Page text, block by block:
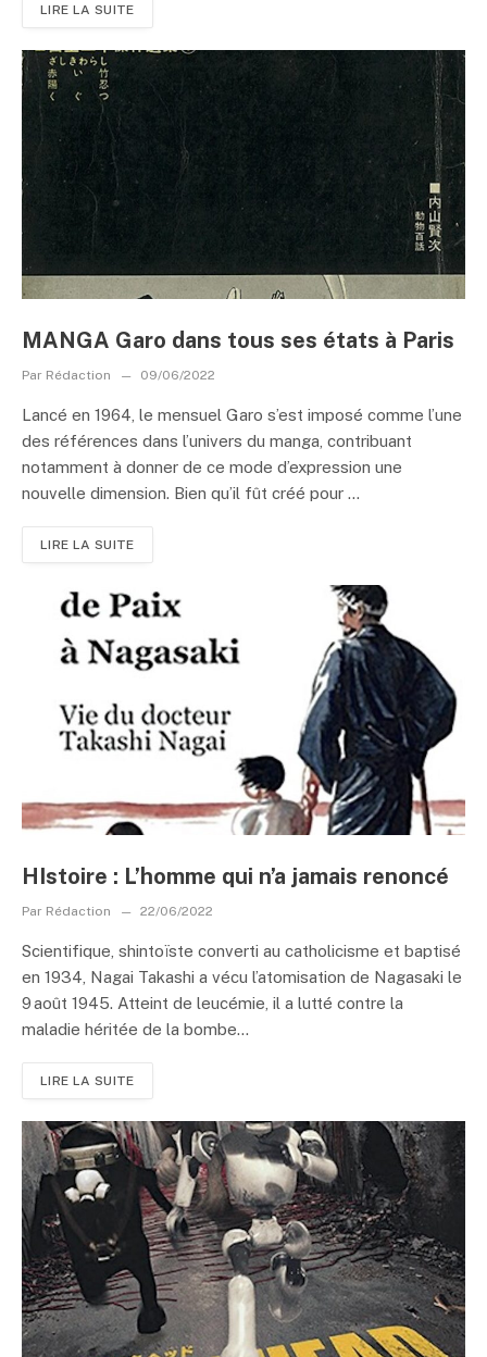
LIRE LA SUITE
MANGA Garo dans tous ses états à Paris
Par Rédaction 09/06/2022
Lancé en 1964, le mensuel Garo s’est imposé comme l’une
des références dans l’univers du manga, contribuant
notamment à donner de ce mode d’expression une
nouvelle dimension. Bien qu’il fût créé pour ...
LIRE LA SUITE
HIstoire : L’homme qui n’a jamais renoncé
Par Rédaction 22/06/2022
Scientifique, shintoïste converti au catholicisme et baptisé
en 1934, Nagai Takashi a vécu l’atomisation de Nagasaki le
9 août 1945. Atteint de leucémie, il a lutté contre la
maladie héritée de la bombe...
LIRE LA SUITE